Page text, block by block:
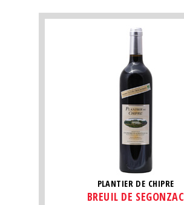
PLANTIER DE CHIPRE
BREUIL DE SEGONZAC